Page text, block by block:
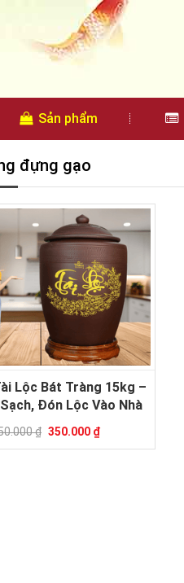
Sản phẩm
đựng gạo
Lộc Bát Tràng 15kg –
Đón Lộc Vào Nhà
₫ 350.000 ₫